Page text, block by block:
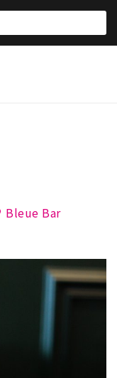
Bleue Bar